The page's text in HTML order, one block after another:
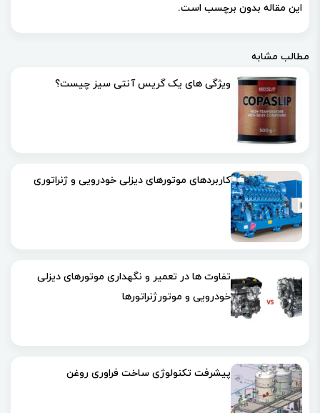
این مقاله بدون برچسب است.
مطالب مشابه
ویژگی های یک گریس آنتی سیز چیست؟
کاربردهای موتورهای دیزلی خودرویی و ژنراتوری
تفاوت ها در تعمیر و نگهداری موتورهای دیزلی
خودرویی و موتورژنراتورها
پیشرفت تکنولوژی ساخت فراوری روغن